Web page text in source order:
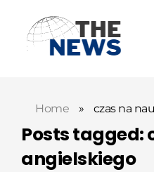
Home » czas na
Posts tagged:
angielskiego